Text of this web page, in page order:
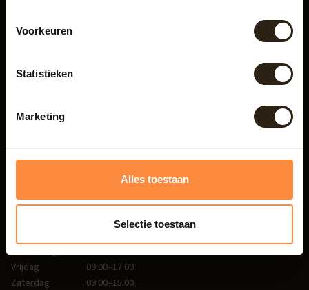
Voorkeuren
Statistieken
Marketing
Alles toestaan
Selectie toestaan
Beatrixweg 1
info@barrelatelier.nl
Vrijdag
09:00–17:00
Zaterdag
09:00–15:00